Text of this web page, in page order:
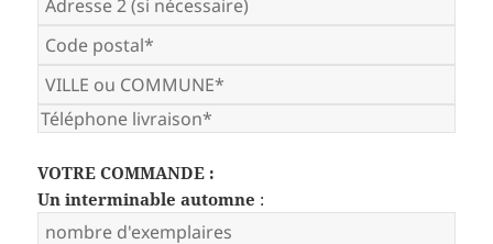
VOTRE COMMANDE :
Un interminable automne :